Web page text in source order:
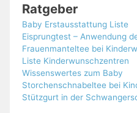
Ratgeber
Baby Erstausstattung Liste
Eisprungtest – Anwendung
Frauenmanteltee bei
Liste Kinderwunschzentren
Wissenswertes zum Baby
Storchenschnabeltee bei
Stützgurt in der